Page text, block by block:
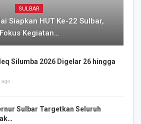
SULBAR
Siapkan HUT Ke-22 Sulbar,
Fokus Kegiatan…
Silumba 2026 Digelar 26 hingga
ago
Sulbar Targetkan Seluruh